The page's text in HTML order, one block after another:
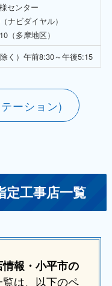
センター
ナビダイヤル）
（多摩地区）
く）午前8:30～午後5:15
ーション)
定工事店一覧
報・小平市の
覧は、以下のペ